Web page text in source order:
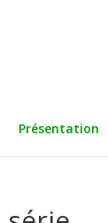
Présentation